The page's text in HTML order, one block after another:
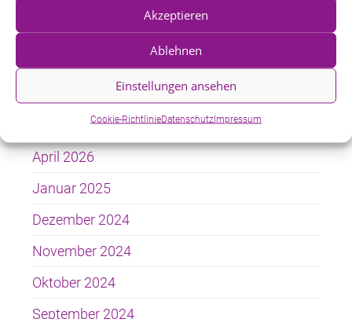
Akzeptieren
Ablehnen
Einstellungen ansehen
Cookie-RichtlinieDatenschutzImpressum
Weihnachtsgestecke basteln im Bürgerpark
April 2026
Januar 2025
Dezember 2024
November 2024
Oktober 2024
September 2024